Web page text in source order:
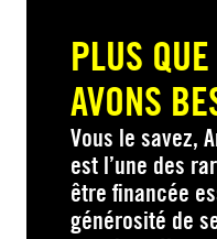
PLUS
AVONS
Vous le savez,
est l’une des
être financée
générosité de